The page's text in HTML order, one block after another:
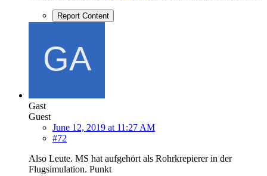
Report Content
Gast
Guest
June 12, 2019 at 11:27 AM
#72
Also Leute. MS hat aufgehört als Rohrkrepierer in der
Flugsimulation. Punkt